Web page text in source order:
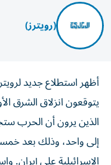
(رويترز)
أظهر استطلاع جديد
يتوقعون انزلاق الشرق
الذين يرون أن الحرب
إلى واحد، وذلك بعد